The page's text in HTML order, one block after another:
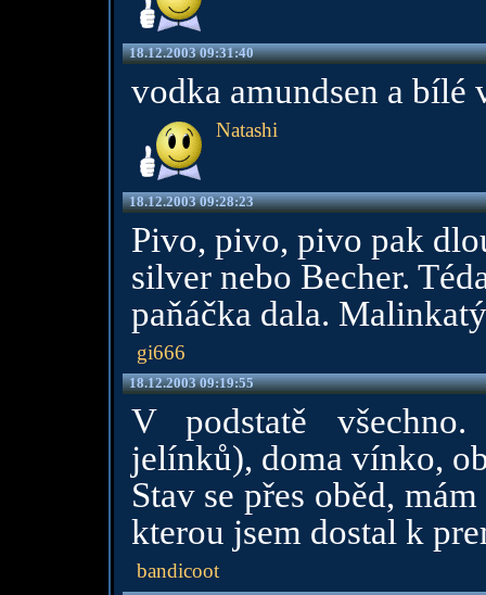
18.12.2003 09:31:40
vodka amundsen a bílé
Natashi
18.12.2003 09:28:23
Pivo, pivo, pivo pak
silver nebo Becher.
paňáčka dala.
gi666
18.12.2003 09:19:55
V podstatě
jelínků), doma vínko,
Stav se přes oběd,
kterou jsem dostal k
bandicoot